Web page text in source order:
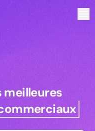
meilleures
meilleures